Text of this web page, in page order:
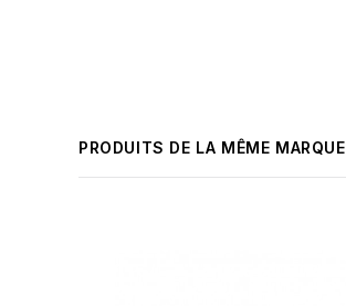
PRODUITS DE LA MÊME MARQUE